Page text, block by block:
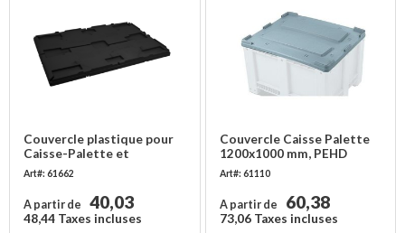
Couvercle plastique pour
Caisse-Palette et
Réhausse 1210x1010 mm -
PP, noir
Art#: 61662
A partir de 40,03
48,44 Taxes incluses
Couvercle Caisse Palette
1200x1000 mm, PEHD
Alimentaire
Art#: 61110
A partir de 60,38
73,06 Taxes incluses